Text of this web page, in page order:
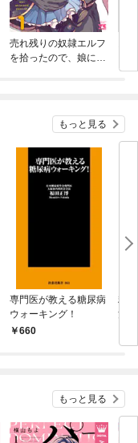
売れ残りの奴隷エルフ
を拾ったので、娘にす
ー
もっと見る
専門医が教える糖尿病
ウォーキング！
660
糖
治
もっと見る